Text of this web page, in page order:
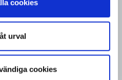
cookies
urval
cookies